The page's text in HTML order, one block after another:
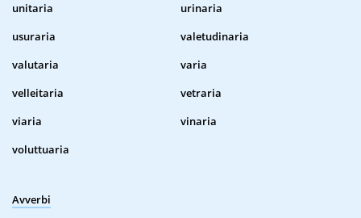
unitaria
urinaria
usuraria
valetudinaria
valutaria
varia
velleitaria
vetraria
viaria
vinaria
voluttuaria
Avverbi